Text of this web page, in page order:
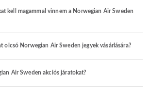
kell magammal vinnem a Norwegian Air Sweden
olcsó Norwegian Air Sweden jegyek vásárlására?
Air Sweden akciós járatokat?